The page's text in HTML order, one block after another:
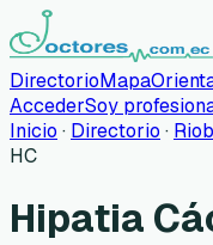
DirectorioMapa
AccederSoy
Inicio · Directorio ·
HC
Hipatia